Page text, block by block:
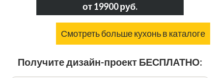
от 19900 руб.
Смотреть больше кухонь в каталоге
Получите дизайн-проект БЕСПЛАТНО: